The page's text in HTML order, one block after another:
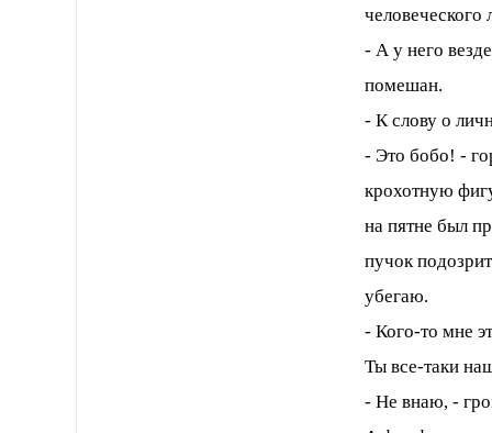
- А у него
помешан.
- К слову о
- Это бобо! -
крохотную
на пятне был
пучок
убегаю.
- Кого-то мне
Ты все-таки
- Не внаю, -